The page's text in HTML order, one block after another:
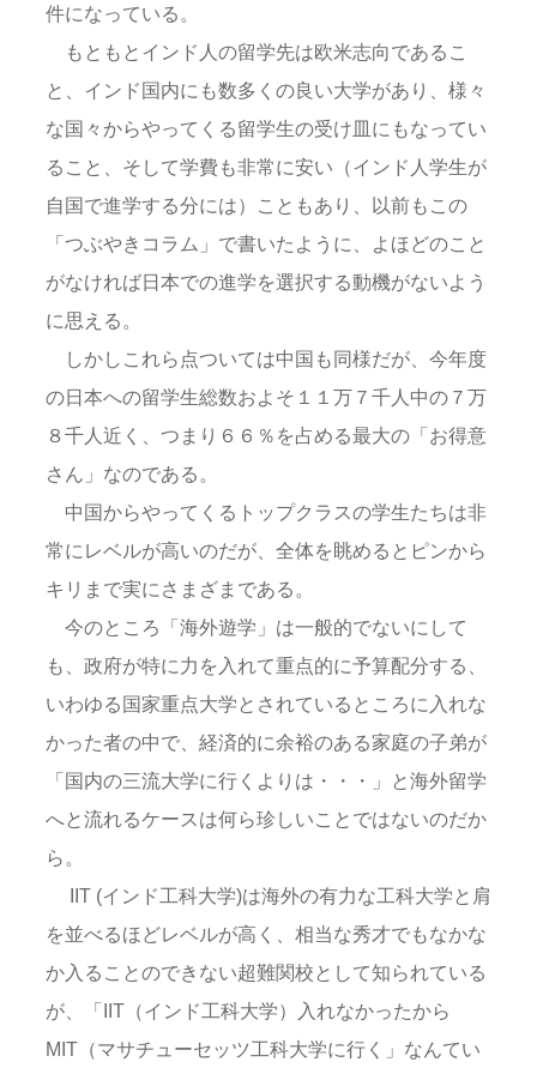
件になっている。
もともとインド人の留学先は欧米志向であるこ
と、インド国内にも数多くの良い大学があり、様々
な国々からやってくる留学生の受け皿にもなってい
ること、そして学費も非常に安い（インド人学生が
自国で進学する分には）こともあり、以前もこの
「つぶやきコラム」で書いたように、よほどのこと
がなければ日本での進学を選択する動機がないよう
に思える。
しかしこれら点ついては中国も同様だが、今年度
の日本への留学生総数およそ１１万７千人中の７万
８千人近く、つまり６６％を占める最大の「お得意
さん」なのである。
中国からやってくるトップクラスの学生たちは非
常にレベルが高いのだが、全体を眺めるとピンから
キリまで実にさまざまである。
今のところ「海外遊学」は一般的でないにして
も、政府が特に力を入れて重点的に予算配分する、
いわゆる国家重点大学とされているところに入れな
かった者の中で、経済的に余裕のある家庭の子弟が
「国内の三流大学に行くよりは・・・」と海外留学
へと流れるケースは何ら珍しいことではないのだか
ら。
IIT (インド工科大学)は海外の有力な工科大学と肩
を並べるほどレベルが高く、相当な秀才でもなかな
か入ることのできない超難関校として知られている
が、「IIT（インド工科大学）入れなかったから
MIT（マサチューセッツ工科大学に行く」なんてい